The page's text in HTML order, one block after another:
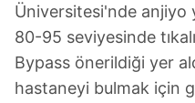
Üniversitesi'nde anjiyo
80-95 seviyesinde
Bypass önerildiği yer
hastaneyi bulmak için